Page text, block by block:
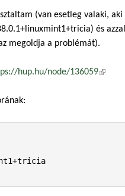
(van esetleg valaki,
és
megoldja a problémát).
hup.hu/node/136059(külső